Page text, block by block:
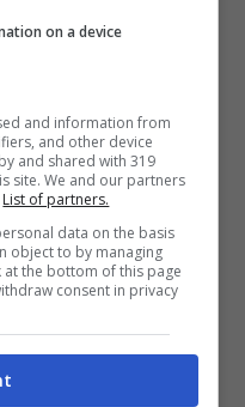
con l’attualità,
del programma
ospiti
sua scrivania sarà
on a device
and information from
and other device
and shared with 319
site. We and our partners
List of partners.
data on the basis
object to by managing
the bottom of this page
consent in privacy